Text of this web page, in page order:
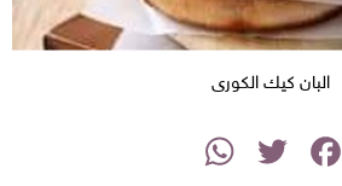
البان كيك الكورى
Facebook
Twitter
WhatsApp